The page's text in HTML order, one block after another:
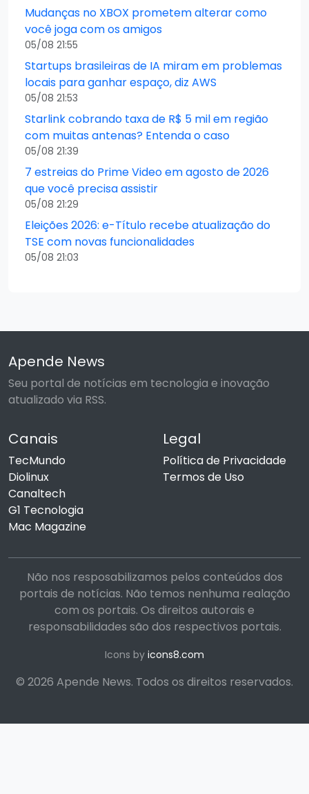
Mudanças no XBOX prometem alterar como
você joga com os amigos
05/08 21:55
Startups brasileiras de IA miram em problemas
locais para ganhar espaço, diz AWS
05/08 21:53
Starlink cobrando taxa de R$ 5 mil em região
com muitas antenas? Entenda o caso
05/08 21:39
7 estreias do Prime Video em agosto de 2026
que você precisa assistir
05/08 21:29
Eleições 2026: e-Título recebe atualização do
TSE com novas funcionalidades
05/08 21:03
Apende News
Seu portal de notícias em tecnologia e inovação
atualizado via RSS.
Canais
TecMundo
Diolinux
Canaltech
G1 Tecnologia
Mac Magazine
Legal
Política de Privacidade
Termos de Uso
Não nos resposabilizamos pelos conteúdos dos
portais de notícias. Não temos nenhuma realação
com os portais. Os direitos autorais e
responsabilidades são dos respectivos portais.
Icons by icons8.com
© 2026 Apende News. Todos os direitos reservados.